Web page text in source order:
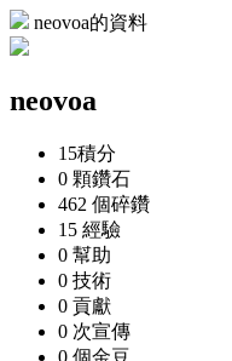
neovoa的資料
neovoa
15積分
0 顆鑽石
462 個碎鑽
15 經驗
0 幫助
0 技術
0 貢獻
0 次宣傳
0 個金豆